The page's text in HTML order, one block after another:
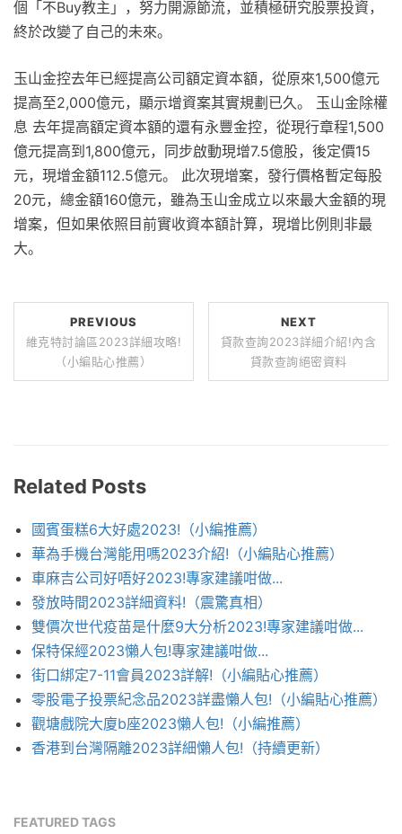
個「不Buy教主」，努力開源節流，並積極研究股票投資，
終於改變了自己的未來。
玉山金控去年已經提高公司額定資本額，從原來1,500億元
提高至2,000億元，顯示增資案其實規劃已久。 玉山金除權
息 去年提高額定資本額的還有永豐金控，從現行章程1,500
億元提高到1,800億元，同步啟動現增7.5億股，後定價15
元，現增金額112.5億元。 此次現增案，發行價格暫定每股
20元，總金額160億元，雖為玉山金成立以來最大金額的現
增案，但如果依照目前實收資本額計算，現增比例則非最
大。
PREVIOUS
維克特討論區2023詳細攻略!
（小編貼心推薦）
NEXT
貸款查詢2023詳細介紹!內含
貸款查詢絕密資料
Related Posts
國賓蛋糕6大好處2023!（小編推薦）
華為手機台灣能用嗎2023介紹!（小編貼心推薦）
車麻吉公司好唔好2023!專家建議咁做...
發放時間2023詳細資料!（震驚真相）
雙價次世代疫苗是什麼9大分析2023!專家建議咁做...
保特保經2023懶人包!專家建議咁做...
街口綁定7-11會員2023詳解!（小編貼心推薦）
零股電子投票紀念品2023詳盡懶人包!（小編貼心推薦）
觀塘戲院大廈b座2023懶人包!（小編推薦）
香港到台灣隔離2023詳細懶人包!（持續更新）
FEATURED TAGS